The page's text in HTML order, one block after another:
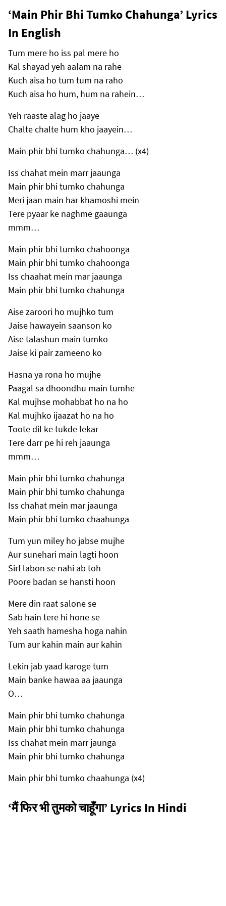
‘Main Phir Bhi Tumko Chahunga’ Lyrics
In English
Tum mere ho iss pal mere ho
Kal shayad yeh aalam na rahe
Kuch aisa ho tum tum na raho
Kuch aisa ho hum, hum na rahein…
Yeh raaste alag ho jaaye
Chalte chalte hum kho jaayein…
Main phir bhi tumko chahunga… (x4)
Iss chahat mein marr jaaunga
Main phir bhi tumko chahunga
Meri jaan main har khamoshi mein
Tere pyaar ke naghme gaaunga
mmm…
Main phir bhi tumko chahoonga
Main phir bhi tumko chahoonga
Iss chaahat mein mar jaaunga
Main phir bhi tumko chahunga
Aise zaroori ho mujhko tum
Jaise hawayein saanson ko
Aise talashun main tumko
Jaise ki pair zameeno ko
Hasna ya rona ho mujhe
Paagal sa dhoondhu main tumhe
Kal mujhse mohabbat ho na ho
Kal mujhko ijaazat ho na ho
Toote dil ke tukde lekar
Tere darr pe hi reh jaaunga
mmm…
Main phir bhi tumko chahunga
Main phir bhi tumko chahunga
Iss chahat mein mar jaaunga
Main phir bhi tumko chaahunga
Tum yun miley ho jabse mujhe
Aur sunehari main lagti hoon
Sirf labon se nahi ab toh
Poore badan se hansti hoon
Mere din raat salone se
Sab hain tere hi hone se
Yeh saath hamesha hoga nahin
Tum aur kahin main aur kahin
Lekin jab yaad karoge tum
Main banke hawaa aa jaaunga
O…
Main phir bhi tumko chahunga
Main phir bhi tumko chahunga
Iss chahat mein marr jaunga
Main phir bhi tumko chahunga
Main phir bhi tumko chaahunga (x4)
‘मैं फिर भी तुमको चाहूँगा’ Lyrics In Hindi